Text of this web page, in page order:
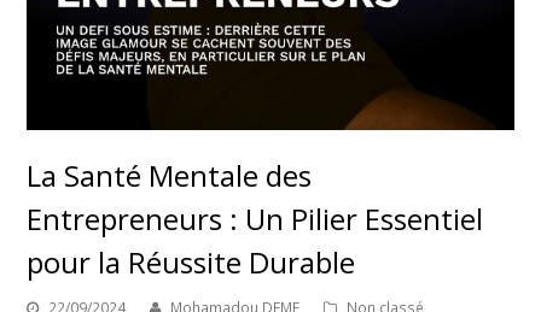
La Santé Mentale des
Entrepreneurs : Un Pilier Essentiel
pour la Réussite Durable
22/09/2024 Mohamadou DEME Non classé